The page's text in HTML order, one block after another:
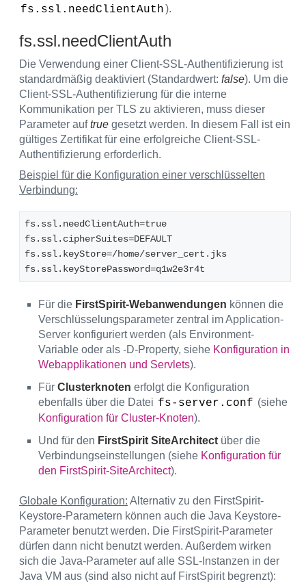
fs.ssl.needClientAuth).
fs.ssl.needClientAuth
Die Verwendung einer Client-SSL-Authentifizierung ist
standardmäßig deaktiviert (Standardwert: false). Um die
Client-SSL-Authentifizierung für die interne
Kommunikation per TLS zu aktivieren, muss dieser
Parameter auftrue gesetzt werden. In diesem Fall ist ein
gültiges Zertifikat für eine erfolgreiche Client-SSL-
Authentifizierung erforderlich.
Beispiel für die Konfiguration einer verschlüsselten
Verbindung:
fs.ssl.needClientAuth=true
fs.ssl.cipherSuites=DEFAULT
fs.ssl.keyStore=/home/server_cert.jks
fs.ssl.keyStorePassword=q1w2e3r4t
Für die FirstSpirit-Webanwendungen können die
Verschlüsselungsparameter zentral im Application-
Server konfiguriert werden (als Environment-
Variable oder als -D-Property, siehe Konfiguration in
Webapplikationen und Servlets).
Für Clusterknoten erfolgt die Konfiguration
ebenfalls über die Datei fs-server.conf (siehe
Konfiguration für Cluster-Knoten).
Und für den FirstSpirit SiteArchitect über die
Verbindungseinstellungen (siehe Konfiguration für
den FirstSpirit-SiteArchitect).
Globale Konfiguration: Alternativ zu den FirstSpirit-
Keystore-Parametern können auch die Java Keystore-
Parameter benutzt werden. Die FirstSpirit-Parameter
dürfen dann nicht benutzt werden. Außerdem wirken
sich die Java-Parameter auf alle SSL-Instanzen in der
Java VM aus (sind also nicht auf FirstSpirit begrenzt):